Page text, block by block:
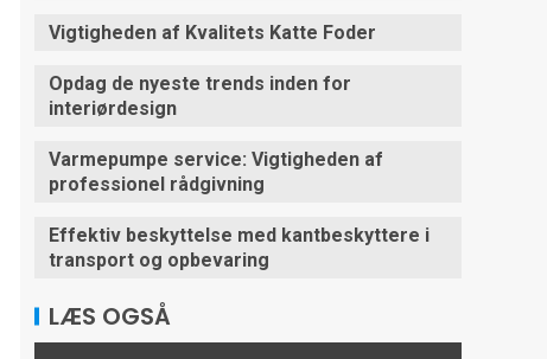
Vigtigheden af Kvalitets Katte Foder
Opdag de nyeste trends inden for
interiørdesign
Varmepumpe service: Vigtigheden af
professionel rådgivning
Effektiv beskyttelse med kantbeskyttere i
transport og opbevaring
LÆS OGSÅ